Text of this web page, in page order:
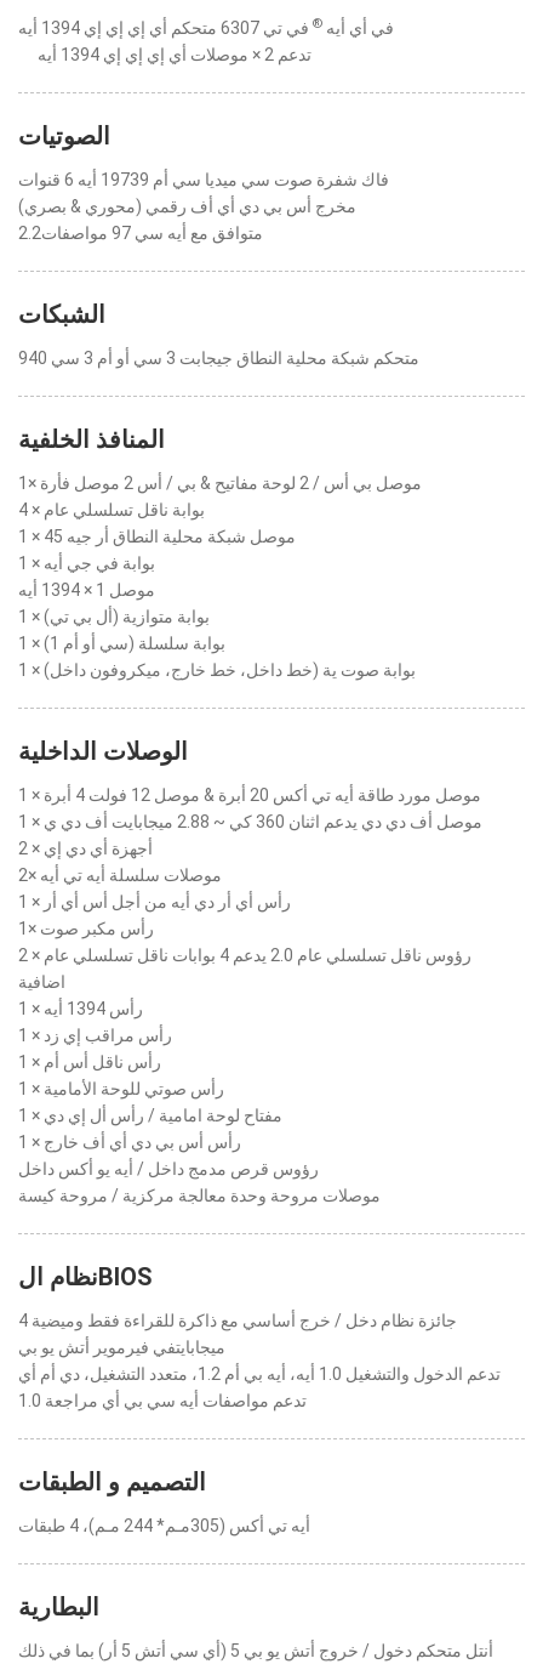
في أي أيه ® في تي 6307 متحكم أي إي إي إي 1394 أيه
تدعم 2 × موصلات أي إي إي إي 1394 أيه
الصوتيات
فاك شفرة صوت سي ميديا سي أم 19739 أيه 6 قنوات
مخرج أس بي دي أي أف رقمي (محوري & بصري)
متوافق مع أيه سي 97 مواصفات2.2
الشبكات
متحكم شبكة محلية النطاق جيجابت 3 سي أو أم 3 سي 940
المنافذ الخلفية
1× موصل بي أس / 2 لوحة مفاتيح & بي / أس 2 موصل فأرة
4 × بوابة ناقل تسلسلي عام
1 × موصل شبكة محلية النطاق أر جيه 45
1 × بوابة في جي أيه
موصل 1 × 1394 أيه
1 × بوابة متوازية (أل بي تي)
1 × بوابة سلسلة (سي أو أم 1)
1 × بوابة صوت ية (خط داخل، خط خارج، ميكروفون داخل)
الوصلات الداخلية
1 × موصل مورد طاقة أيه تي أكس 20 أبرة & موصل 12 فولت 4 أبرة
1 × موصل أف دي دي يدعم اثنان 360 كي ~ 2.88 ميجابايت أف دي ي
2 × أجهزة أي دي إي
2× موصلات سلسلة أيه تي أيه
1 × رأس أي أر دي أيه من أجل أس أي أر
1× رأس مكبر صوت
2 × رؤوس ناقل تسلسلي عام 2.0 يدعم 4 بوابات ناقل تسلسلي عام
اضافية
1 × رأس 1394 أيه
1 × رأس مراقب إي زد
1 × رأس ناقل أس أم
1 × رأس صوتي للوحة الأمامية
1 × مفتاح لوحة امامية / رأس أل إي دي
1 × رأس أس بي دي أي أف خارج
رؤوس قرص مدمج داخل / أيه يو أكس داخل
موصلات مروحة وحدة معالجة مركزية / مروحة كيسة
نظام الBIOS
جائزة نظام دخل / خرج أساسي مع ذاكرة للقراءة فقط وميضية 4
ميجابايتفي فيرموير أتش يو بي
تدعم الدخول والتشغيل 1.0 أيه، أيه بي أم 1.2، متعدد التشغيل، دي أم أي
تدعم مواصفات أيه سي بي أي مراجعة 1.0
التصميم و الطبقات
أيه تي أكس (305مـم* 244 مـم)، 4 طبقات
البطارية
أنتل متحكم دخول / خروج أتش يو بي 5 (أي سي أتش 5 أر) بما في ذلك